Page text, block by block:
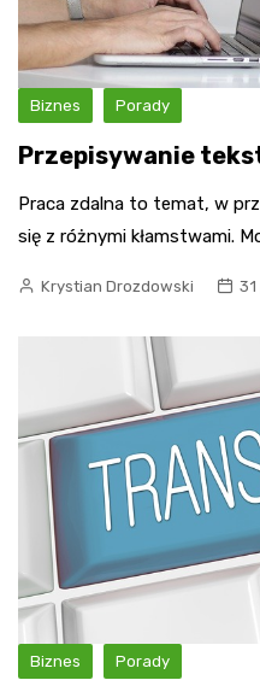
Biznes Porady
Przepisywanie
Praca zdalna to temat, w
się z różnymi kłamstwami.
Krystian Drozdowski
Biznes Porady